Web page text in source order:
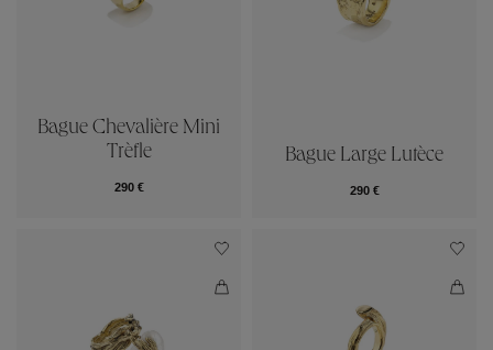
Bague Chevalière Mini
Trèfle
290 €
Bague Large Lutèce
290 €